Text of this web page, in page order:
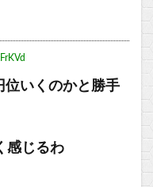
位いくのかと勝手
感じるわ